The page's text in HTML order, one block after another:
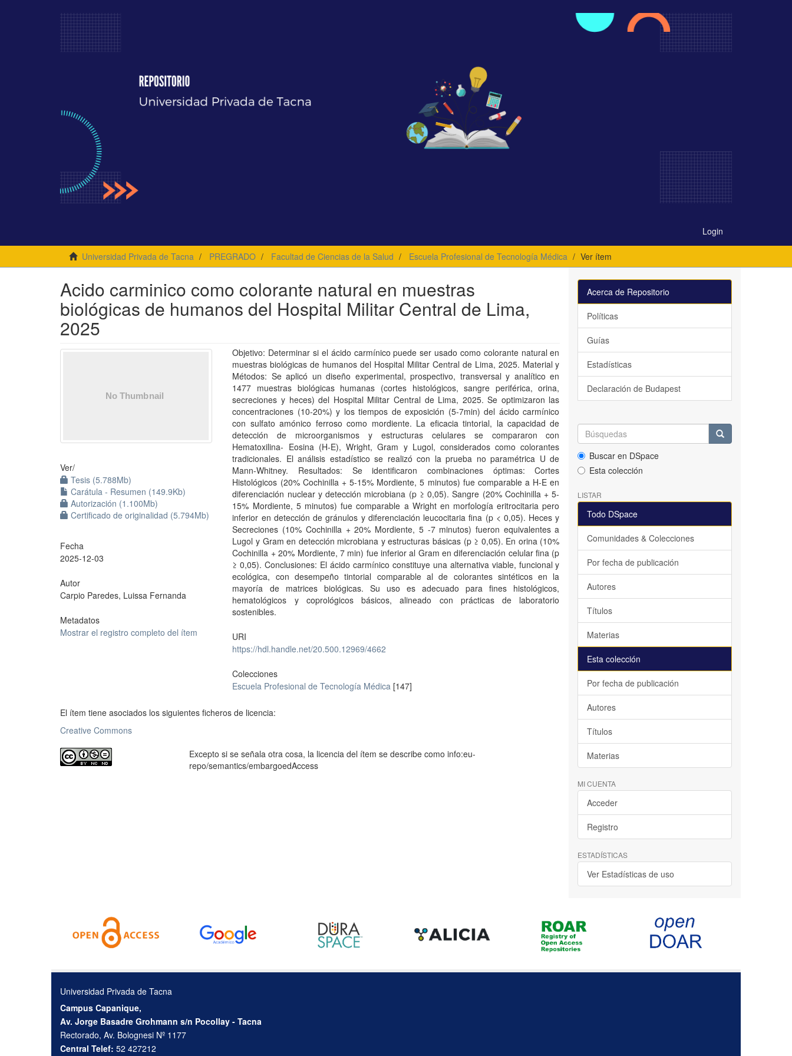
Login
Universidad Privada de Tacna PREGRADO Facultad de Ciencias de la Salud Escuela Profesional de Tecnología Médica Ver ítem
Acido carminico como colorante natural en muestras
biológicas de humanos del Hospital Militar Central de Lima,
2025
Ver/
Tesis (5.788Mb)
Carátula - Resumen (149.9Kb)
Autorización (1.100Mb)
Certificado de originalidad (5.794Mb)
Fecha
2025-12-03
Autor
Carpio Paredes, Luissa Fernanda
Metadatos
Mostrar el registro completo del ítem
Objetivo: Determinar si el ácido carmínico puede ser usado como colorante natural en
muestras biológicas de humanos del Hospital Militar Central de Lima, 2025. Material y
Métodos: Se aplicó un diseño experimental, prospectivo, transversal y analítico en
1477 muestras biológicas humanas (cortes histológicos, sangre periférica, orina,
secreciones y heces) del Hospital Militar Central de Lima, 2025. Se optimizaron las
concentraciones (10-20%) y los tiempos de exposición (5-7min) del ácido carmínico
con sulfato amónico ferroso como mordiente. La eficacia tintorial, la capacidad de
detección de microorganismos y estructuras celulares se compararon con
Hematoxilina- Eosina (H-E), Wright, Gram y Lugol, considerados como colorantes
tradicionales. El análisis estadístico se realizó con la prueba no paramétrica U de
Mann-Whitney. Resultados: Se identificaron combinaciones óptimas: Cortes
Histológicos (20% Cochinilla + 5-15% Mordiente, 5 minutos) fue comparable a H-E en
diferenciación nuclear y detección microbiana (p ≥ 0,05). Sangre (20% Cochinilla + 5-
15% Mordiente, 5 minutos) fue comparable a Wright en morfología eritrocitaria pero
inferior en detección de gránulos y diferenciación leucocitaria fina (p < 0,05). Heces y
Secreciones (10% Cochinilla + 20% Mordiente, 5 -7 minutos) fueron equivalentes a
Lugol y Gram en detección microbiana y estructuras básicas (p ≥ 0,05). En orina (10%
Cochinilla + 20% Mordiente, 7 min) fue inferior al Gram en diferenciación celular fina (p
≥ 0,05). Conclusiones: El ácido carmínico constituye una alternativa viable, funcional y
ecológica, con desempeño tintorial comparable al de colorantes sintéticos en la
mayoría de matrices biológicas. Su uso es adecuado para fines histológicos,
hematológicos y coprológicos básicos, alineado con prácticas de laboratorio
sostenibles.
URI
https://hdl.handle.net/20.500.12969/4662
Colecciones
Escuela Profesional de Tecnología Médica [147]
El ítem tiene asociados los siguientes ficheros de licencia:
Creative Commons
Excepto si se señala otra cosa, la licencia del ítem se describe como info:eu-
repo/semantics/embargoedAccess
Acerca de Repositorio
Políticas
Guías
Estadísticas
Declaración de Budapest
Buscar en DSpace
Esta colección
LISTAR
Todo DSpace
Comunidades & Colecciones
Por fecha de publicación
Autores
Títulos
Materias
Esta colección
Por fecha de publicación
Autores
Títulos
Materias
MI CUENTA
Acceder
Registro
ESTADÍSTICAS
Ver Estadísticas de uso
Universidad Privada de Tacna
Campus Capanique,
Av. Jorge Basadre Grohmann s/n Pocollay - Tacna
Rectorado, Av. Bolognesi Nº 1177
Central Telef: 52 427212